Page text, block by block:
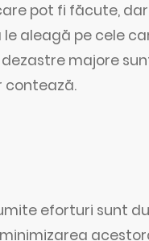
pot fi făcute,
aleagă pe cele
majore
contează.
eforturi sunt